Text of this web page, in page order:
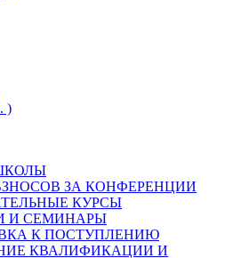
)
ЗА КОНФЕРЕНЦИИ
КУРСЫ
И СЕМИНАРЫ
К ПОСТУПЛЕНИЮ
КВАЛИФИКАЦИИ И